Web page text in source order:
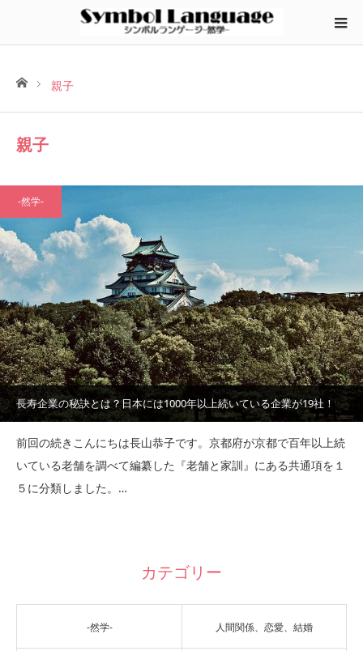
ホーム親子
親子
-然学-
長寿企業の秘訣とは？日本には1000年以上続いている企業が19社！
前回の続きこんにちは長山恭子です。京都府が京都で百年以上続
いている老舗を調べて編纂した『老舗と家訓』にある共通項を１
５に分類しました。…
カテゴリー
-然学- 人間関係、恋愛、結婚